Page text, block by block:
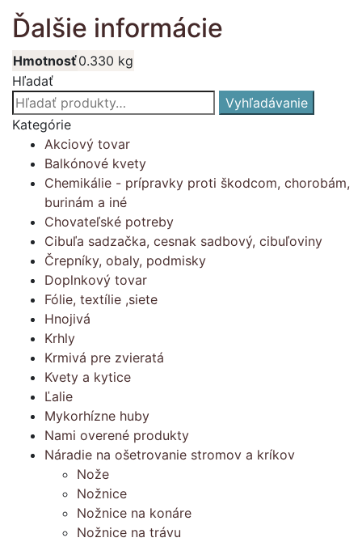
Ďalšie informácie
Hmotnosť0.330 kg
Hľadať
Hľadať:
Vyhľadávanie
Kategórie
Akciový tovar
Balkónové kvety
Chemikálie - prípravky proti škodcom, chorobám,
burinám a iné
Chovateľské potreby
Cibuľa sadzačka, cesnak sadbový, cibuľoviny
Črepníky, obaly, podmisky
Doplnkový tovar
Fólie, textílie ,siete
Hnojivá
Krhly
Krmivá pre zvieratá
Kvety a kytice
Ľalie
Mykorhízne huby
Nami overené produkty
Náradie na ošetrovanie stromov a kríkov
Nože
Nožnice
Nožnice na konáre
Nožnice na trávu